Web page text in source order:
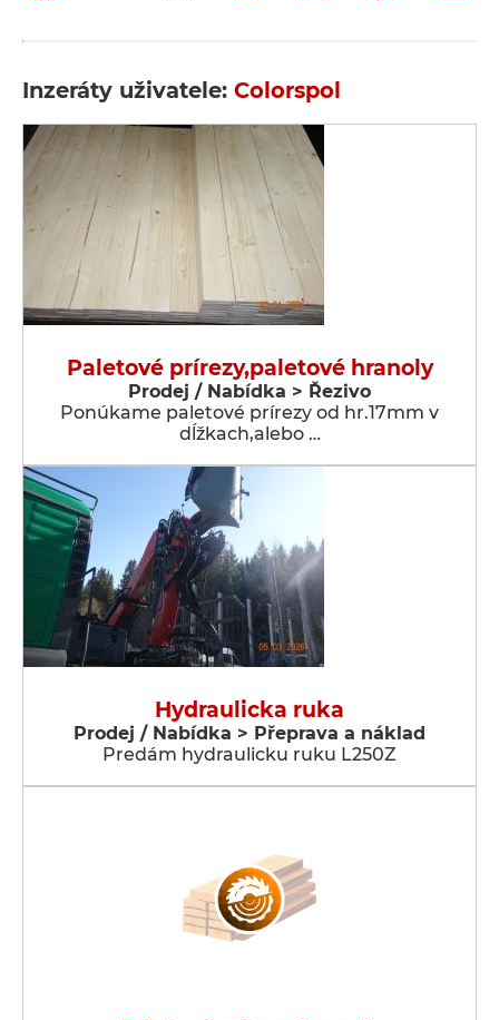
Inzeráty uživatele: Colorspol
Paletové prírezy,paletové hranoly
Prodej / Nabídka > Řezivo
Ponúkame paletové prírezy od hr.17mm v
dĺžkach,alebo …
Hydraulicka ruka
Prodej / Nabídka > Přeprava a náklad
Predám hydraulicku ruku L250Z